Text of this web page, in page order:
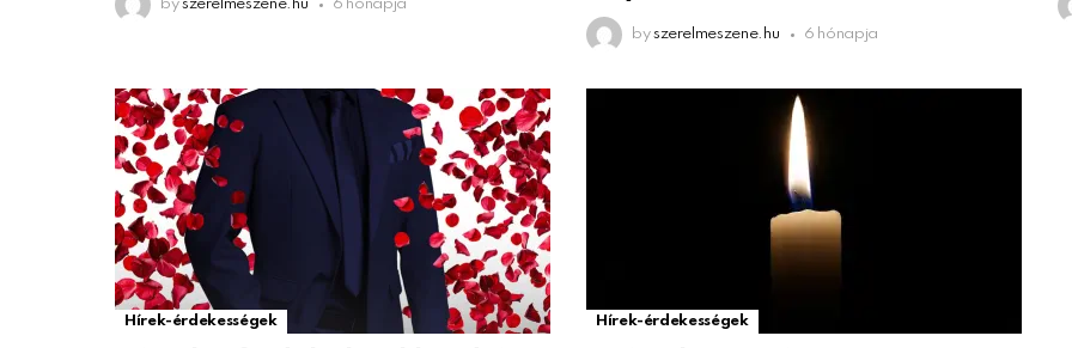
by szerelmeszene.hu 6 hónapja
by szerelmeszene.hu 6 hónapja
Hírek-érdekességek Hírek-érdekességek